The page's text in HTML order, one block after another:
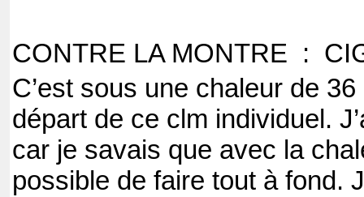
CONTRE LA MONTRE :
C’est sous une chaleur de
départ de ce clm individuel.
car je savais que avec la
possible de faire tout à fond.